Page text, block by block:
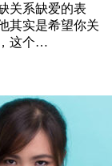
关系缺爱的表
其实是希望你关
这个…